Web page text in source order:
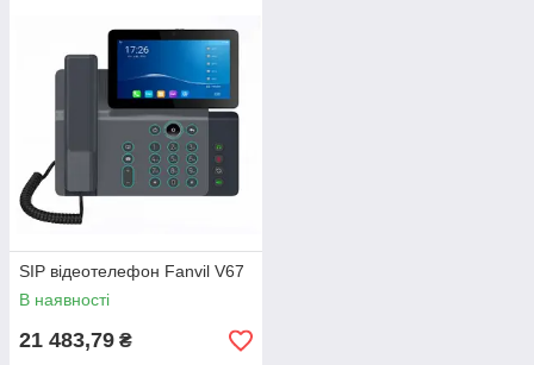
SIP відеотелефон Fanvil V67
В наявності
21 483,79 ₴